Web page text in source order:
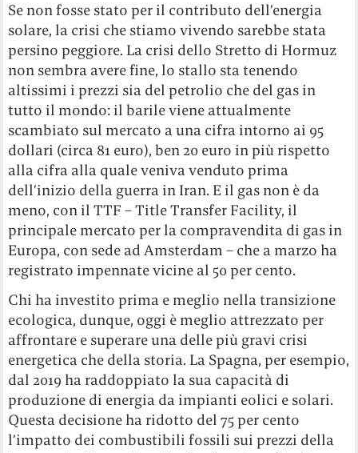
Se non fosse stato per il contributo dell’energia
solare, la crisi che stiamo vivendo sarebbe stata
persino peggiore. La crisi dello Stretto di Hormuz
non sembra avere fine, lo stallo sta tenendo
altissimi i prezzi sia del petrolio che del gas in
tutto il mondo: il barile viene attualmente
scambiato sul mercato a una cifra intorno ai 95
dollari (circa 81 euro), ben 20 euro in più rispetto
alla cifra alla quale veniva venduto prima
dell’inizio della guerra in Iran. E il gas non è da
meno, con il TTF – Title Transfer Facility, il
principale mercato per la compravendita di gas in
Europa, con sede ad Amsterdam – che a marzo ha
registrato impennate vicine al 50 per cento.
Chi ha investito prima e meglio nella transizione
ecologica, dunque, oggi è meglio attrezzato per
affrontare e superare una delle più gravi crisi
energetica che della storia. La Spagna, per esempio,
dal 2019 ha raddoppiato la sua capacità di
produzione di energia da impianti eolici e solari.
Questa decisione ha ridotto del 75 per cento
l’impatto dei combustibili fossili sui prezzi della